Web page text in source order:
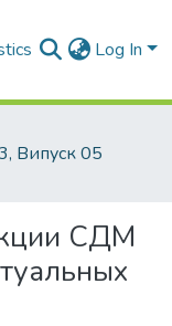
Log In
Випуск 05
СДМ